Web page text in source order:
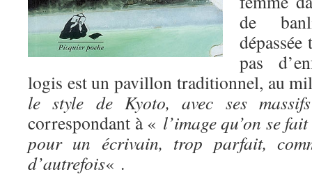
de
pas
logis est un pavillon traditionnel, au
le style de Kyoto, avec ses
correspondant à « l’image qu’on se
pour un écrivain, trop parfait,
d’autrefois« .